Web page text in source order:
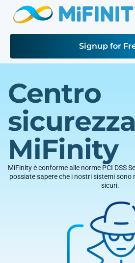
Signup for
Centro
sicurezza
MiFinity
MiFinity è conforme alle norme PCI DSS
possiate sapere che i nostri sistemi
sicuri.